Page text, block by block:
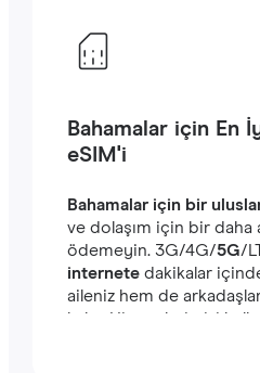
Bahamalar için En
eSIM'i
Bahamalar için bir
ve dolaşım için bir daha
ödemeyin. ‎3G/4G/5G/
internetedakikalar
aileniz hem de
kalın. Hizmetlerimizi